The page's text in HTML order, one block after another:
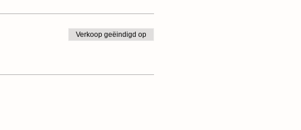
Verkoop geëindigd op